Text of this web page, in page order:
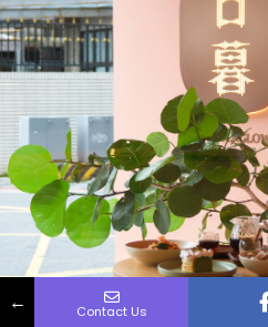
← Contact Us